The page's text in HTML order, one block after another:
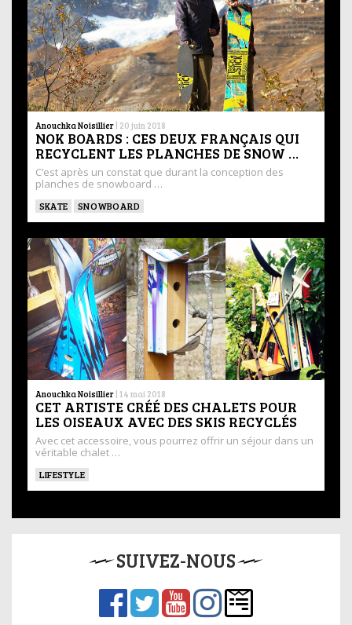
Anouchka Noisillier | 20 juin 2018
NOK BOARDS : CES DEUX FRANÇAIS QUI
RECYCLENT LES PLANCHES DE SNOW …
C’est après un constat que durant la conception des
planches de snowboard …
SKATE SNOWBOARD
Anouchka Noisillier | 14 mai 2018
CET ARTISTE CRÉÉ DES CHALETS POUR
LES OISEAUX AVEC DES SKIS RECYCLÉS
Avec cet accessoire, vous pourrez offrir un séjour dans un
véritable chalet …
LIFESTYLE
SUIVEZ-NOUS